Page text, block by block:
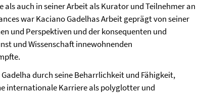
als auch in seiner Arbeit als Kurator und Teilnehmer an
war Kaciano Gadelhas Arbeit geprägt von seiner
und Perspektiven und der konsequenten und
und Wissenschaft innewohnenden
durch seine Beharrlichkeit und Fähigkeit,
internationale Karriere als polyglotter und